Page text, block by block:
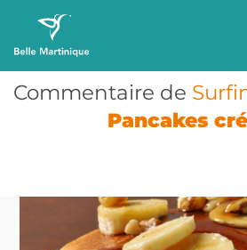
Commentaire de
Pancakes